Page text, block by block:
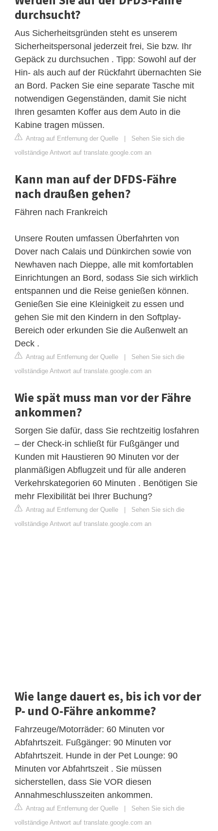
durchsucht?
Aus Sicherheitsgründen steht es unserem
Sicherheitspersonal jederzeit frei, Sie bzw. Ihr
Gepäck zu durchsuchen . Tipp: Sowohl auf der
Hin- als auch auf der Rückfahrt übernachten Sie
an Bord. Packen Sie eine separate Tasche mit
notwendigen Gegenständen, damit Sie nicht
Ihren gesamten Koffer aus dem Auto in die
Kabine tragen müssen.
Antrag auf Entfernung der Quelle | Sehen Sie sich die
vollständige Antwort auf translate.google.com an
Kann man auf der DFDS-Fähre
nach draußen gehen?
Fähren nach Frankreich
Unsere Routen umfassen Überfahrten von
Dover nach Calais und Dünkirchen sowie von
Newhaven nach Dieppe, alle mit komfortablen
Einrichtungen an Bord, sodass Sie sich wirklich
entspannen und die Reise genießen können.
Genießen Sie eine Kleinigkeit zu essen und
gehen Sie mit den Kindern in den Softplay-
Bereich oder erkunden Sie die Außenwelt an
Deck .
Antrag auf Entfernung der Quelle | Sehen Sie sich die
vollständige Antwort auf translate.google.com an
Wie spät muss man vor der Fähre
ankommen?
Sorgen Sie dafür, dass Sie rechtzeitig losfahren
– der Check-in schließt für Fußgänger und
Kunden mit Haustieren 90 Minuten vor der
planmäßigen Abflugzeit und für alle anderen
Verkehrskategorien 60 Minuten . Benötigen Sie
mehr Flexibilität bei Ihrer Buchung?
Antrag auf Entfernung der Quelle | Sehen Sie sich die
vollständige Antwort auf translate.google.com an
Wie lange dauert es, bis ich vor der
P- und O-Fähre ankomme?
Fahrzeuge/Motorräder: 60 Minuten vor
Abfahrtszeit. Fußgänger: 90 Minuten vor
Abfahrtszeit. Hunde in der Pet Lounge: 90
Minuten vor Abfahrtszeit . Sie müssen
sicherstellen, dass Sie VOR diesen
Annahmeschlusszeiten ankommen.
Antrag auf Entfernung der Quelle | Sehen Sie sich die
vollständige Antwort auf translate.google.com an